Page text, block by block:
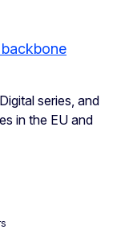
series, and
in the EU and